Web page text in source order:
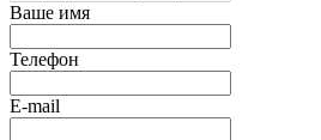
Ваше имя
Телефон
E-mail